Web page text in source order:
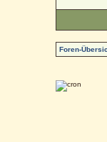
Foren-